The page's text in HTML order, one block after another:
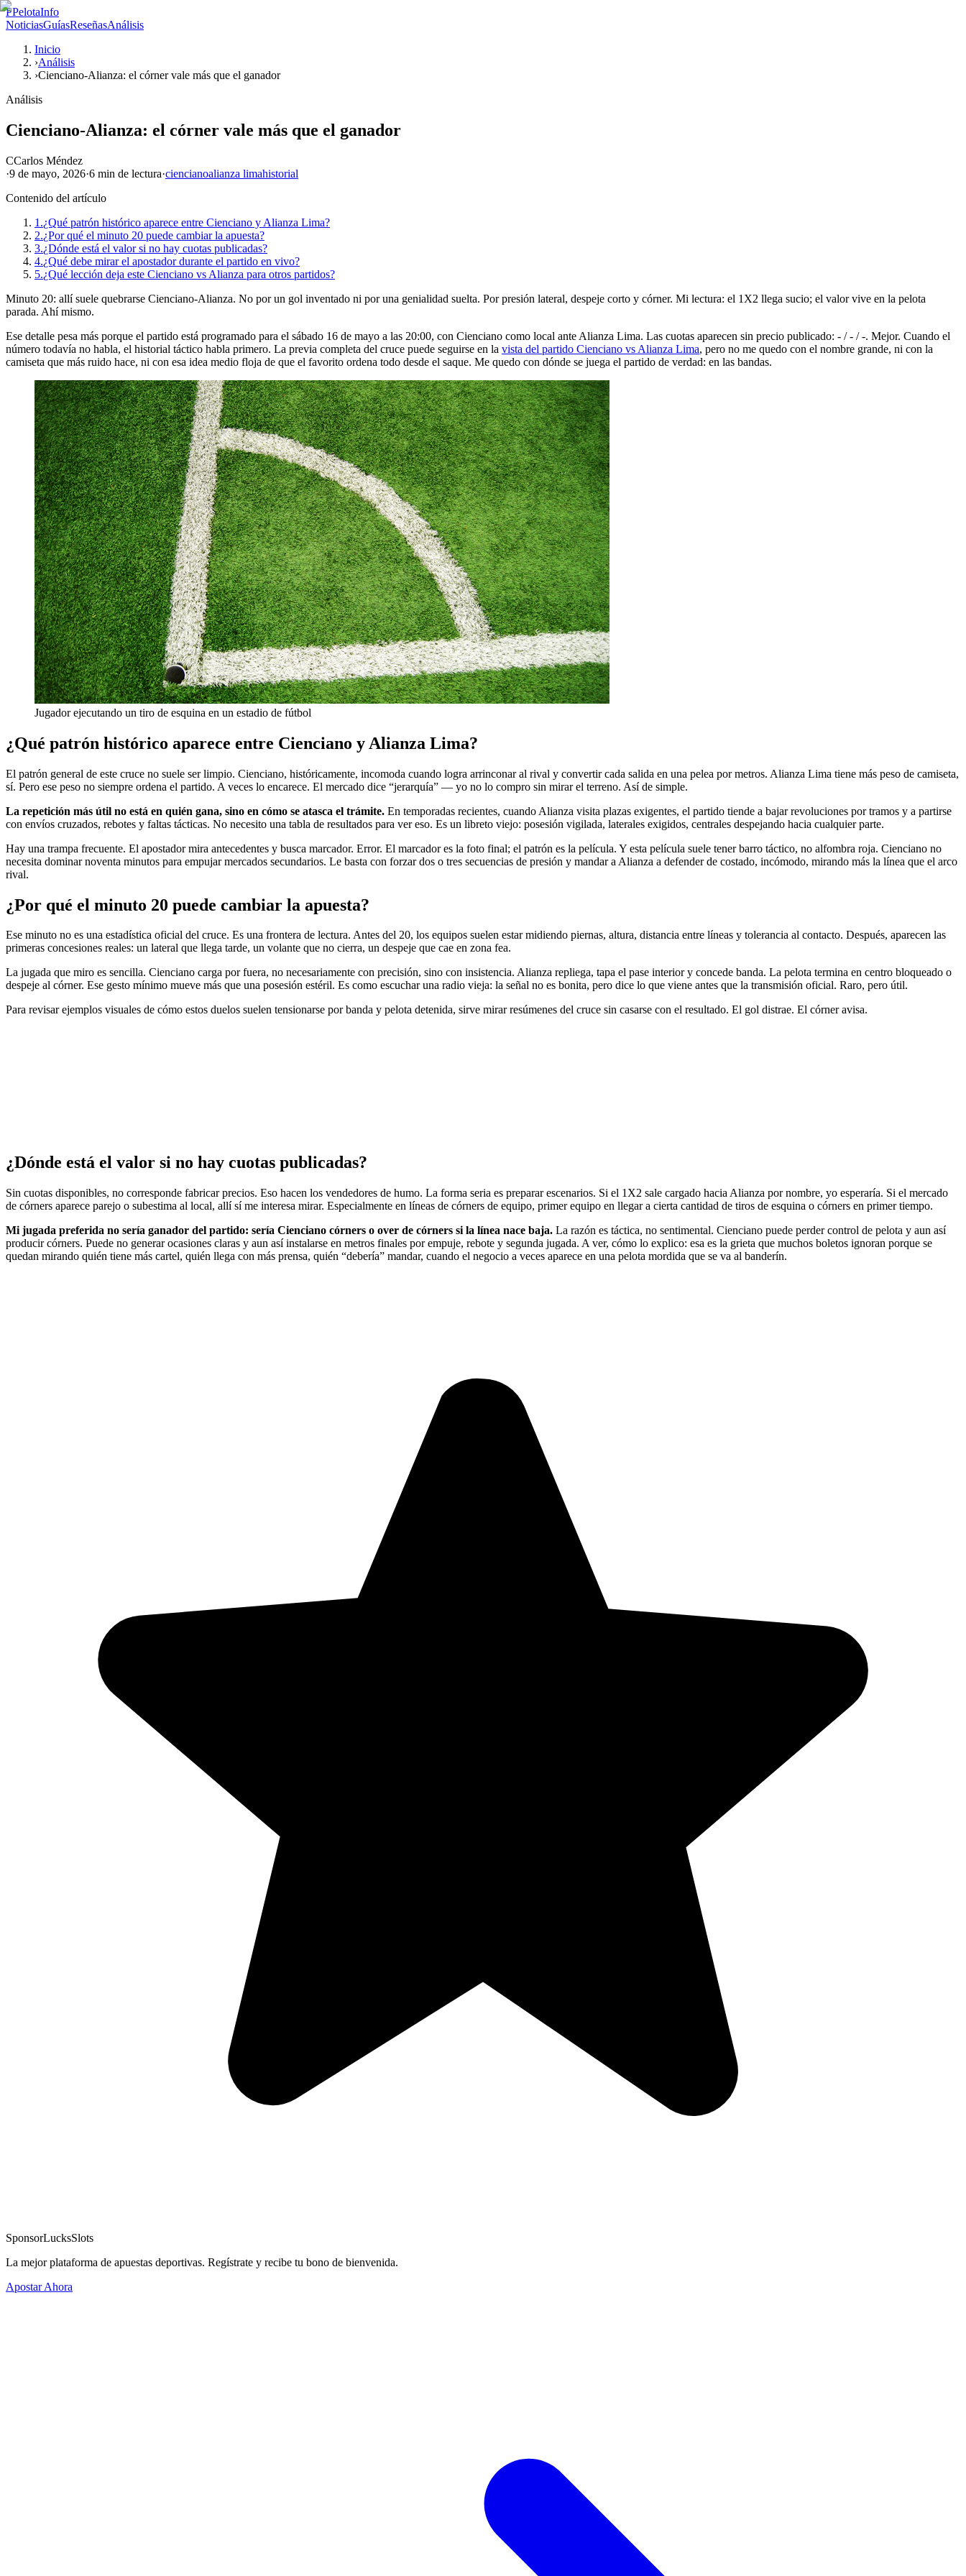
PPelotaInfo
NoticiasGuíasReseñasAnálisis
Inicio
›Análisis
›Cienciano-Alianza: el córner vale más que el ganador
Análisis
Cienciano-Alianza: el córner vale más que el ganador
CCarlos Méndez
·9 de mayo, 2026·6 min de lectura·ciencianoalianza limahistorial
Contenido del artículo
1.¿Qué patrón histórico aparece entre Cienciano y Alianza Lima?
2.¿Por qué el minuto 20 puede cambiar la apuesta?
3.¿Dónde está el valor si no hay cuotas publicadas?
4.¿Qué debe mirar el apostador durante el partido en vivo?
5.¿Qué lección deja este Cienciano vs Alianza para otros partidos?
Minuto 20: allí suele quebrarse Cienciano-Alianza. No por un gol inventado ni por una genialidad suelta. Por presión lateral, despeje corto y córner. Mi lectura: el 1X2 llega sucio; el valor vive en la pelota
parada. Ahí mismo.
Ese detalle pesa más porque el partido está programado para el sábado 16 de mayo a las 20:00, con Cienciano como local ante Alianza Lima. Las cuotas aparecen sin precio publicado: - / - / -. Mejor. Cuando el
número todavía no habla, el historial táctico habla primero. La previa completa del cruce puede seguirse en la vista del partido Cienciano vs Alianza Lima, pero no me quedo con el nombre grande, ni con la
camiseta que más ruido hace, ni con esa idea medio floja de que el favorito ordena todo desde el saque. Me quedo con dónde se juega el partido de verdad: en las bandas.
Jugador ejecutando un tiro de esquina en un estadio de fútbol
¿Qué patrón histórico aparece entre Cienciano y Alianza Lima?
El patrón general de este cruce no suele ser limpio. Cienciano, históricamente, incomoda cuando logra arrinconar al rival y convertir cada salida en una pelea por metros. Alianza Lima tiene más peso de camiseta,
sí. Pero ese peso no siempre ordena el partido. A veces lo encarece. El mercado dice “jerarquía” — yo no lo compro sin mirar el terreno. Así de simple.
La repetición más útil no está en quién gana, sino en cómo se atasca el trámite. En temporadas recientes, cuando Alianza visita plazas exigentes, el partido tiende a bajar revoluciones por tramos y a partirse
con envíos cruzados, rebotes y faltas tácticas. No necesito una tabla de resultados para ver eso. Es un libreto viejo: posesión vigilada, laterales exigidos, centrales despejando hacia cualquier parte.
Hay una trampa frecuente. El apostador mira antecedentes y busca marcador. Error. El marcador es la foto final; el patrón es la película. Y esta película suele tener barro táctico, no alfombra roja. Cienciano no
necesita dominar noventa minutos para empujar mercados secundarios. Le basta con forzar dos o tres secuencias de presión y mandar a Alianza a defender de costado, incómodo, mirando más la línea que el arco
rival.
¿Por qué el minuto 20 puede cambiar la apuesta?
Ese minuto no es una estadística oficial del cruce. Es una frontera de lectura. Antes del 20, los equipos suelen estar midiendo piernas, altura, distancia entre líneas y tolerancia al contacto. Después, aparecen las
primeras concesiones reales: un lateral que llega tarde, un volante que no cierra, un despeje que cae en zona fea.
La jugada que miro es sencilla. Cienciano carga por fuera, no necesariamente con precisión, sino con insistencia. Alianza repliega, tapa el pase interior y concede banda. La pelota termina en centro bloqueado o
despeje al córner. Ese gesto mínimo mueve más que una posesión estéril. Es como escuchar una radio vieja: la señal no es bonita, pero dice lo que viene antes que la transmisión oficial. Raro, pero útil.
Para revisar ejemplos visuales de cómo estos duelos suelen tensionarse por banda y pelota detenida, sirve mirar resúmenes del cruce sin casarse con el resultado. El gol distrae. El córner avisa.
¿Dónde está el valor si no hay cuotas publicadas?
Sin cuotas disponibles, no corresponde fabricar precios. Eso hacen los vendedores de humo. La forma seria es preparar escenarios. Si el 1X2 sale cargado hacia Alianza por nombre, yo esperaría. Si el mercado
de córners aparece parejo o subestima al local, allí sí me interesa mirar. Especialmente en líneas de córners de equipo, primer equipo en llegar a cierta cantidad de tiros de esquina o córners en primer tiempo.
Mi jugada preferida no sería ganador del partido: sería Cienciano córners o over de córners si la línea nace baja. La razón es táctica, no sentimental. Cienciano puede perder control de pelota y aun así
producir córners. Puede no generar ocasiones claras y aun así instalarse en metros finales por empuje, rebote y segunda jugada. A ver, cómo lo explico: esa es la grieta que muchos boletos ignoran porque se
quedan mirando quién tiene más cartel, quién llega con más prensa, quién “debería” mandar, cuando el negocio a veces aparece en una pelota mordida que se va al banderín.
SponsorLucksSlots
La mejor plataforma de apuestas deportivas. Regístrate y recibe tu bono de bienvenida.
Apostar Ahora